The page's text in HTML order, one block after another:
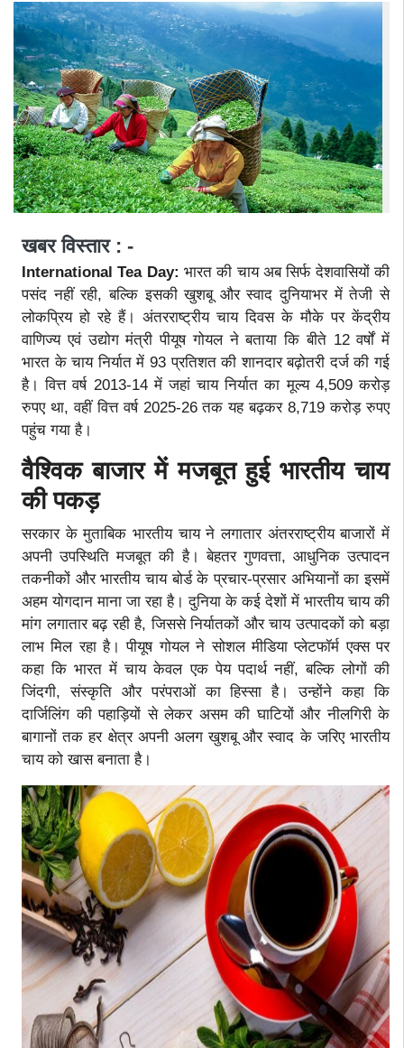
खबर विस्तार : -
International Tea Day: भारत की चाय अब सिर्फ देशवासियों की
पसंद नहीं रही, बल्कि इसकी खुशबू और स्वाद दुनियाभर में तेजी से
लोकप्रिय हो रहे हैं। अंतरराष्ट्रीय चाय दिवस के मौके पर केंद्रीय
वाणिज्य एवं उद्योग मंत्री पीयूष गोयल ने बताया कि बीते 12 वर्षों में
भारत के चाय निर्यात में 93 प्रतिशत की शानदार बढ़ोतरी दर्ज की गई
है। वित्त वर्ष 2013-14 में जहां चाय निर्यात का मूल्य 4,509 करोड़
रुपए था, वहीं वित्त वर्ष 2025-26 तक यह बढ़कर 8,719 करोड़ रुपए
पहुंच गया है।
वैश्विक बाजार में मजबूत हुई भारतीय चाय
की पकड़
सरकार के मुताबिक भारतीय चाय ने लगातार अंतरराष्ट्रीय बाजारों में
अपनी उपस्थिति मजबूत की है। बेहतर गुणवत्ता, आधुनिक उत्पादन
तकनीकों और भारतीय चाय बोर्ड के प्रचार-प्रसार अभियानों का इसमें
अहम योगदान माना जा रहा है। दुनिया के कई देशों में भारतीय चाय की
मांग लगातार बढ़ रही है, जिससे निर्यातकों और चाय उत्पादकों को बड़ा
लाभ मिल रहा है। पीयूष गोयल ने सोशल मीडिया प्लेटफॉर्म एक्स पर
कहा कि भारत में चाय केवल एक पेय पदार्थ नहीं, बल्कि लोगों की
जिंदगी, संस्कृति और परंपराओं का हिस्सा है। उन्होंने कहा कि
दार्जिलिंग की पहाड़ियों से लेकर असम की घाटियों और नीलगिरी के
बागानों तक हर क्षेत्र अपनी अलग खुशबू और स्वाद के जरिए भारतीय
चाय को खास बनाता है।